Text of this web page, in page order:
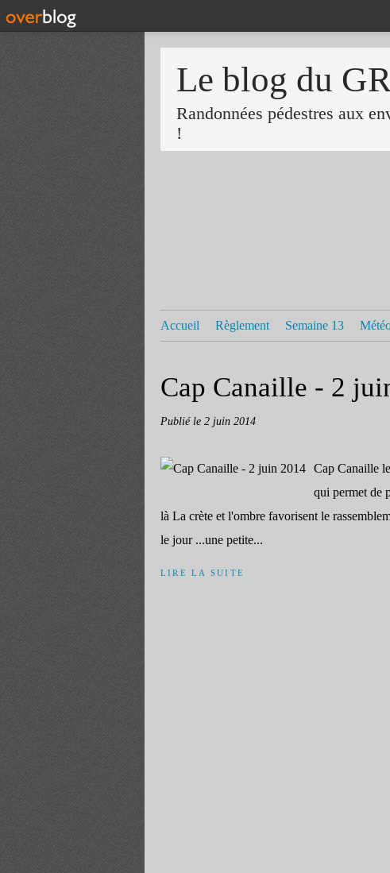
Le blog du
Randonnées pédestres aux
!
Accueil Règlement Semaine 13
Cap Canaille - 2
Publié le 2 juin 2014
Cap Canaille
qui permet de
là La crète et l'ombre favorisent le
le jour ...une petite...
LIRE LA SUITE